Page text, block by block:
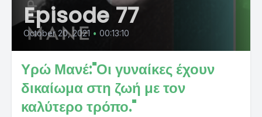
Episode 77
October 20, 2021 • 00:13:10
Υρώ Μανέ:"Οι γυναίκες έχουν
δικαίωμα στη ζωή με τον
καλύτερο τρόπο."